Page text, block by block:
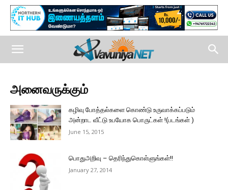
அனைவருக்கும்
கழிவு போத்தல்களை கொண்டு உருவாக்கப்படும்
அன்றாட வீட்டு உபயோக பொருட்கள் !(படங்கள் )
June 15, 2015
பொதுஅறிவு – தெரிந்துகொள்ளுங்கள்!!
January 27, 2014